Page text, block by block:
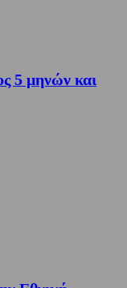
5 μηνών και